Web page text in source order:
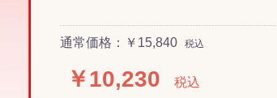
通常価格：￥15,840 税込
￥10,230 税込